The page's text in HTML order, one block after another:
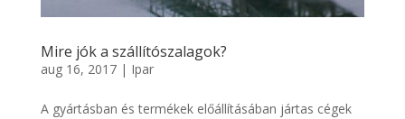
Mire jók a szállítószalagok?
aug 16, 2017| Ipar
A gyártásban és termékek előállításában jártas cégek